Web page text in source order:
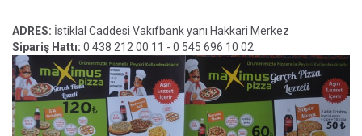
ADRES: İstiklal Caddesi Vakıfbank yanı Hakkari Merkez
Sipariş Hattı: 0 438 212 00 11 - 0 545 696 10 02